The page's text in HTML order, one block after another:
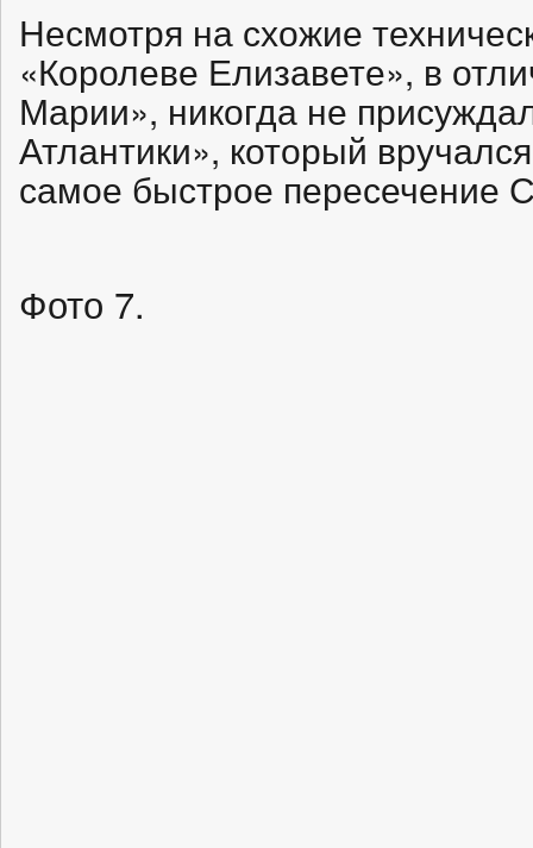
Несмотря на схожие
«Королеве Елизавете», в
Марии», никогда не
Атлантики», который
самое быстрое пересечение
Фото 7.